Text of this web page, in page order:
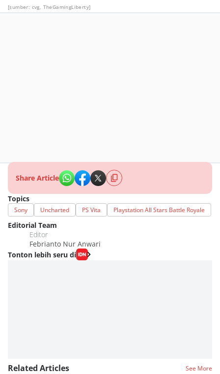
[sumber: cvg, TheGamingLiberty]
Share Article
Topics
Sony Uncharted PS Vita Playstation All Stars Battle Royale
Editorial Team
Editor
Febrianto Nur Anwari
Tonton lebih seru di
Related Articles See More